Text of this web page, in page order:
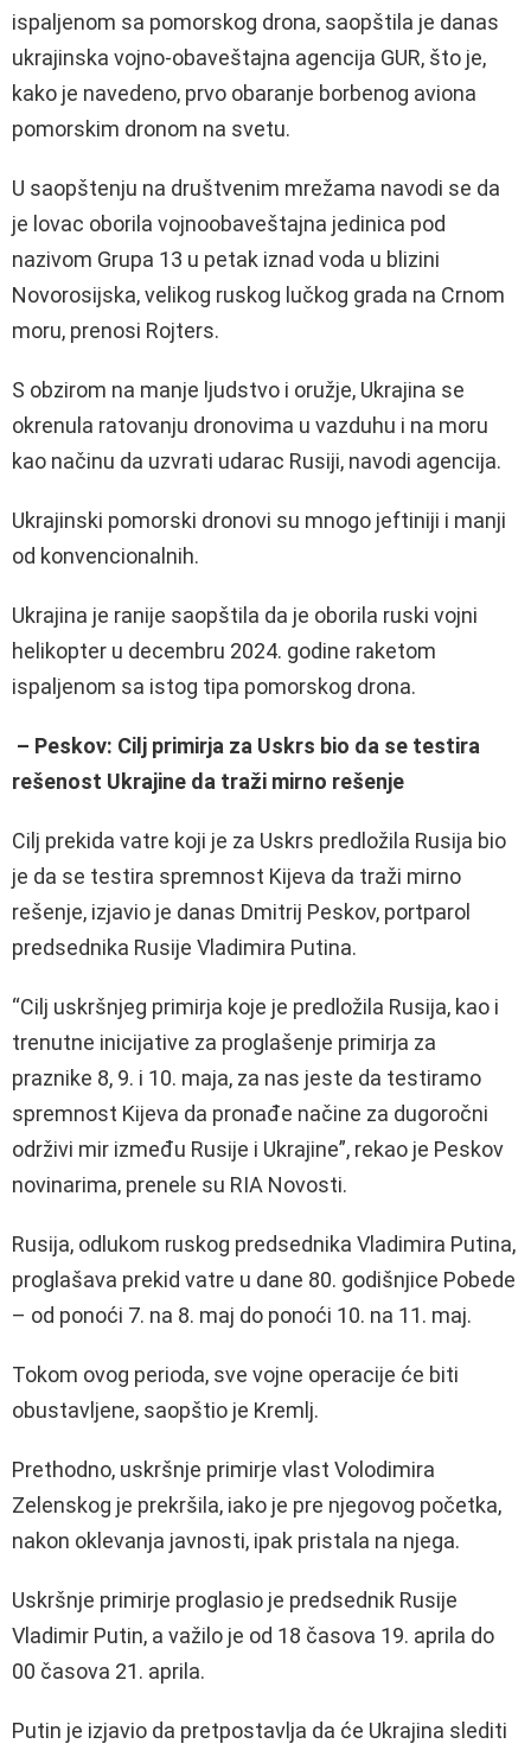
ispaljenom sa pomorskog drona, saopštila je danas
ukrajinska vojno-obaveštajna agencija GUR, što je,
kako je navedeno, prvo obaranje borbenog aviona
pomorskim dronom na svetu.
U saopštenju na društvenim mrežama navodi se da
je lovac oborila vojnoobaveštajna jedinica pod
nazivom Grupa 13 u petak iznad voda u blizini
Novorosijska, velikog ruskog lučkog grada na Crnom
moru, prenosi Rojters.
S obzirom na manje ljudstvo i oružje, Ukrajina se
okrenula ratovanju dronovima u vazduhu i na moru
kao načinu da uzvrati udarac Rusiji, navodi agencija.
Ukrajinski pomorski dronovi su mnogo jeftiniji i manji
od konvencionalnih.
Ukrajina je ranije saopštila da je oborila ruski vojni
helikopter u decembru 2024. godine raketom
ispaljenom sa istog tipa pomorskog drona.
– Peskov: Cilj primirja za Uskrs bio da se testira
rešenost Ukrajine da traži mirno rešenje
Cilj prekida vatre koji je za Uskrs predložila Rusija bio
je da se testira spremnost Kijeva da traži mirno
rešenje, izjavio je danas Dmitrij Peskov, portparol
predsednika Rusije Vladimira Putina.
“Cilj uskršnjeg primirja koje je predložila Rusija, kao i
trenutne inicijative za proglašenje primirja za
praznike 8, 9. i 10. maja, za nas jeste da testiramo
spremnost Kijeva da pronađe načine za dugoročni
održivi mir između Rusije i Ukrajine”, rekao je Peskov
novinarima, prenele su RIA Novosti.
Rusija, odlukom ruskog predsednika Vladimira Putina,
proglašava prekid vatre u dane 80. godišnjice Pobede
– od ponoći 7. na 8. maj do ponoći 10. na 11. maj.
Tokom ovog perioda, sve vojne operacije će biti
obustavljene, saopštio je Kremlj.
Prethodno, uskršnje primirje vlast Volodimira
Zelenskog je prekršila, iako je pre njegovog početka,
nakon oklevanja javnosti, ipak pristala na njega.
Uskršnje primirje proglasio je predsednik Rusije
Vladimir Putin, a važilo je od 18 časova 19. aprila do
00 časova 21. aprila.
Putin je izjavio da pretpostavlja da će Ukrajina slediti